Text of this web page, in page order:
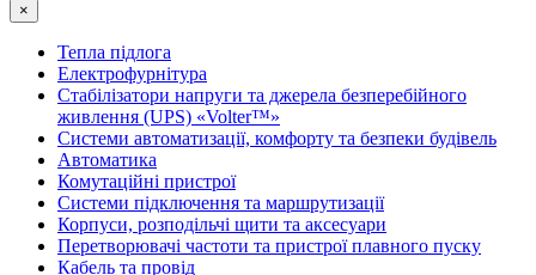
×
Тепла підлога
Електрофурнітура
Cтабілізатори напруги та джерела безперебійного
живлення (UPS) «Volter™»
Системи автоматизації, комфорту та безпеки будівель
Автоматика
Комутаційні пристрої
Системи підключення та маршрутизації
Корпуси, розподільчі щити та аксесуари
Перетворювачі частоти та пристрої плавного пуску
Кабель та провід